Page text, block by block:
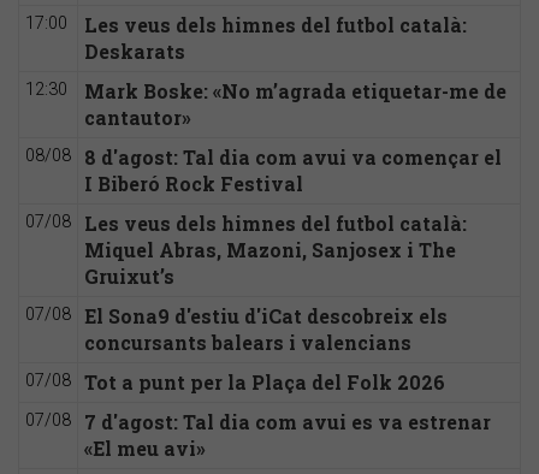
17:00
Les veus dels himnes del futbol català:
Deskarats
12:30
Mark Boske: «No m’agrada etiquetar-me de
cantautor»
08/08
8 d'agost: Tal dia com avui va començar el
I Biberó Rock Festival
07/08
Les veus dels himnes del futbol català:
Miquel Abras, Mazoni, Sanjosex i The
Gruixut’s
07/08
El Sona9 d'estiu d'iCat descobreix els
concursants balears i valencians
07/08 Tot a punt per la Plaça del Folk 2026
07/08
7 d'agost: Tal dia com avui es va estrenar
«El meu avi»